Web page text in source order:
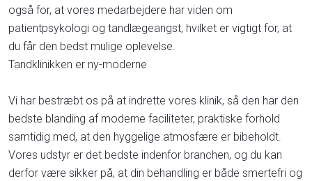
også for, at vores medarbejdere har viden om
patientpsykologi og tandlægeangst, hvilket er vigtigt for, at
du får den bedst mulige oplevelse.
Tandklinikken er ny-moderne
Vi har bestræbt os på at indrette vores klinik, så den har den
bedste blanding af moderne faciliteter, praktiske forhold
samtidig med, at den hyggelige atmosfære er bibeholdt.
Vores udstyr er det bedste indenfor branchen, og du kan
derfor være sikker på, at din behandling er både smertefri og